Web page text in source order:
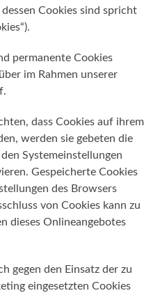
Cookies sind spricht
permanente Cookies
im Rahmen unserer
dass Cookies auf ihrem
werden sie gebeten die
Systemeinstellungen
Gespeicherte Cookies
des Browsers
von Cookies kann zu
dieses Onlineangebotes
gegen den Einsatz der zu
eingesetzten Cookies